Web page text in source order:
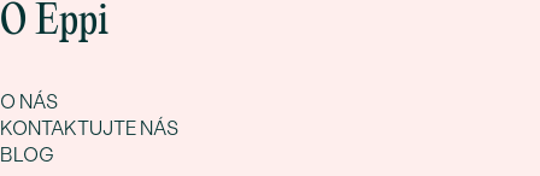
O Eppi
O NÁS
KONTAKTUJTE NÁS
BLOG